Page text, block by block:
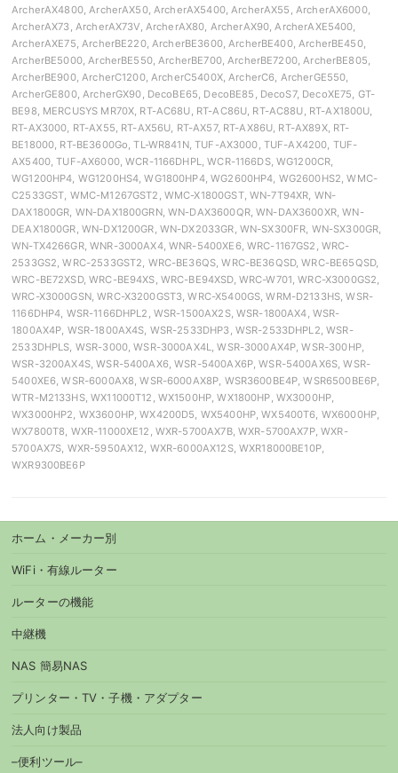
ArcherAX4800, ArcherAX50, ArcherAX5400, ArcherAX55, ArcherAX6000,
ArcherAX73, ArcherAX73V, ArcherAX80, ArcherAX90, ArcherAXE5400,
ArcherAXE75, ArcherBE220, ArcherBE3600, ArcherBE400, ArcherBE450,
ArcherBE5000, ArcherBE550, ArcherBE700, ArcherBE7200, ArcherBE805,
ArcherBE900, ArcherC1200, ArcherC5400X, ArcherC6, ArcherGE550,
ArcherGE800, ArcherGX90, DecoBE65, DecoBE85, DecoS7, DecoXE75, GT-
BE98, MERCUSYS MR70X, RT-AC68U, RT-AC86U, RT-AC88U, RT-AX1800U,
RT-AX3000, RT-AX55, RT-AX56U, RT-AX57, RT-AX86U, RT-AX89X, RT-
BE18000, RT-BE3600Go, TL-WR841N, TUF-AX3000, TUF-AX4200, TUF-
AX5400, TUF-AX6000, WCR-1166DHPL, WCR-1166DS, WG1200CR,
WG1200HP4, WG1200HS4, WG1800HP4, WG2600HP4, WG2600HS2, WMC-
C2533GST, WMC-M1267GST2, WMC-X1800GST, WN-7T94XR, WN-
DAX1800GR, WN-DAX1800GRN, WN-DAX3600QR, WN-DAX3600XR, WN-
DEAX1800GR, WN-DX1200GR, WN-DX2033GR, WN-SX300FR, WN-SX300GR,
WN-TX4266GR, WNR-3000AX4, WNR-5400XE6, WRC-1167GS2, WRC-
2533GS2, WRC-2533GST2, WRC-BE36QS, WRC-BE36QSD, WRC-BE65QSD,
WRC-BE72XSD, WRC-BE94XS, WRC-BE94XSD, WRC-W701, WRC-X3000GS2,
WRC-X3000GSN, WRC-X3200GST3, WRC-X5400GS, WRM-D2133HS, WSR-
1166DHP4, WSR-1166DHPL2, WSR-1500AX2S, WSR-1800AX4, WSR-
1800AX4P, WSR-1800AX4S, WSR-2533DHP3, WSR-2533DHPL2, WSR-
2533DHPLS, WSR-3000, WSR-3000AX4L, WSR-3000AX4P, WSR-300HP,
WSR-3200AX4S, WSR-5400AX6, WSR-5400AX6P, WSR-5400AX6S, WSR-
5400XE6, WSR-6000AX8, WSR-6000AX8P, WSR3600BE4P, WSR6500BE6P,
WTR-M2133HS, WX11000T12, WX1500HP, WX1800HP, WX3000HP,
WX3000HP2, WX3600HP, WX4200D5, WX5400HP, WX5400T6, WX6000HP,
WX7800T8, WXR-11000XE12, WXR-5700AX7B, WXR-5700AX7P, WXR-
5700AX7S, WXR-5950AX12, WXR-6000AX12S, WXR18000BE10P,
WXR9300BE6P
ホーム・メーカー別
WiFi・有線ルーター
ルーターの機能
中継機
NAS 簡易NAS
プリンター・TV・子機・アダプター
法人向け製品
–便利ツール–